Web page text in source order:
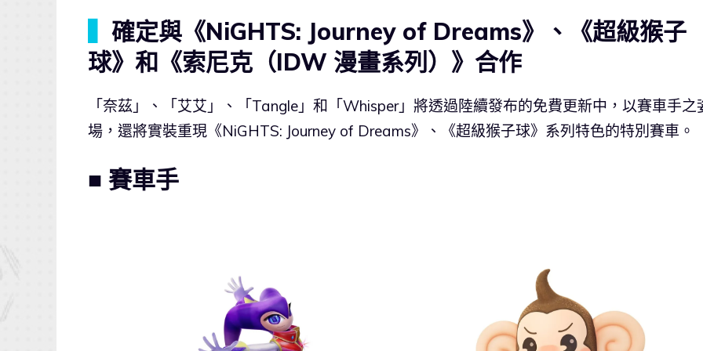
確定與《NiGHTS: Journey of Dreams》、《超級猴子
球》和《索尼克（IDW 漫畫系列）》合作
「奈茲」、「艾艾」、「Tangle」和「Whisper」將透過陸續發布的免費更新中，以賽車手之
場，還將實裝重現《NiGHTS: Journey of Dreams》、《超級猴子球》系列特色的特別賽車。
■ 賽車手